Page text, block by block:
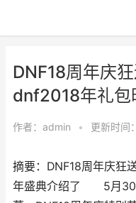
DNF18周年庆
dnf2018年礼包
作者： admin • 更新时
摘要：DNF18周年庆狂
年盛典介绍了 5月30